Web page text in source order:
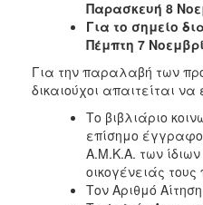
Κοινωνικό
Παντοπωλείο
Ισότητα
των
Φύλων
Υγεία
Αυτόματοι
Απινιδωτές
Παρασκευή 8
Για το σημείο
Πέμπτη 7
Για την παραλαβή των
δικαιούχοι απαιτείται να
Το βιβλιάριο
επίσημο έγγραφο
Α.Μ.Κ.Α. των
οικογένειάς τους
Τον Αριθμό